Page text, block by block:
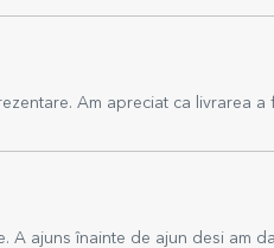
Am apreciat ca livrarea a
ajuns înainte de ajun desi am